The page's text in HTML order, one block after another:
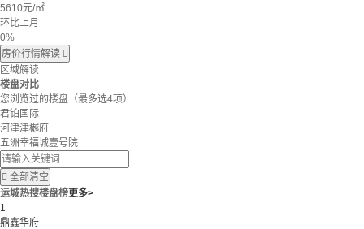
5610元/㎡
环比上月
0%
房价行情解读 
区域解读
楼盘对比
您浏览过的楼盘 （最多选4项）
君铂国际
河津津樾府
五洲幸福城壹号院
 全部清空
运城热搜楼盘榜更多>
1
鼎鑫华府